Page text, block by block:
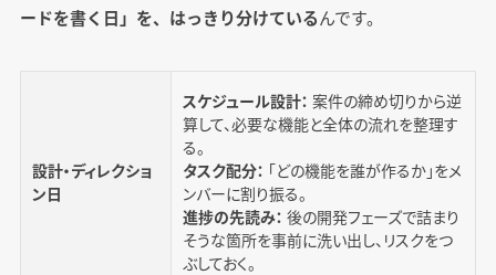
ードを書く日」を、はっきり分けているんです。
設計・ディレクショ
ン日
スケジュール設計： 案件の締め切りから逆
算して、必要な機能と全体の流れを整理す
る。
タスク配分： 「どの機能を誰が作るか」をメ
ンバーに割り振る。
進捗の先読み： 後の開発フェーズで詰まり
そうな箇所を事前に洗い出し、リスクをつ
ぶしておく。